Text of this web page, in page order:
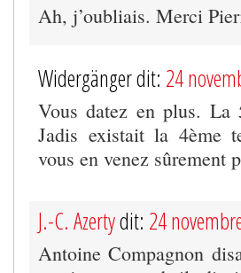
Ah, j’oubliais. Merci
Widergänger dit: 24
Vous datez en plus. La
Jadis existait la 4ème
vous en venez
J.-C. Azertydit: 24
Antoine Compagnon